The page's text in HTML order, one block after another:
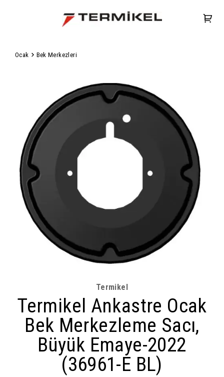
Ocak Bek Merkezleri
Termikel
Termikel Ankastre Ocak
Bek Merkezleme Sacı,
Büyük Emaye-2022
(36961-E BL)